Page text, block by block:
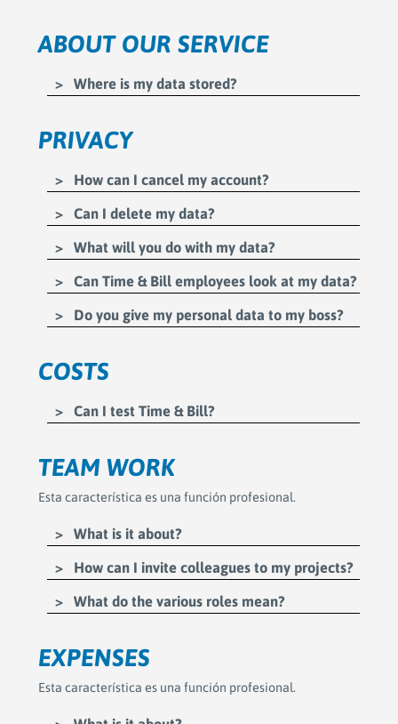
ABOUT OUR SERVICE
Where is my data stored?
PRIVACY
How can I cancel my account?
Can I delete my data?
What will you do with my data?
Can Time & Bill employees look at my data?
Do you give my personal data to my boss?
COSTS
Can I test Time & Bill?
TEAM WORK
Esta característica es una función profesional.
What is it about?
How can I invite colleagues to my projects?
What do the various roles mean?
EXPENSES
Esta característica es una función profesional.